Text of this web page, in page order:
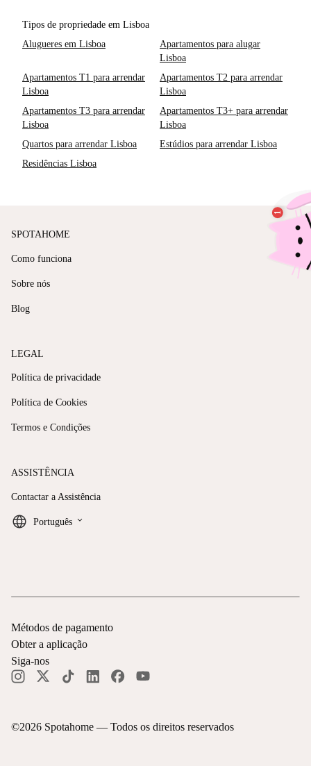
Tipos de propriedade em Lisboa
Alugueres em Lisboa
Apartamentos para alugar
Lisboa
Apartamentos T1 para arrendar
Lisboa
Apartamentos T2 para arrendar
Lisboa
Apartamentos T3 para arrendar
Lisboa
Apartamentos T3+ para arrendar
Lisboa
Quartos para arrendar Lisboa
Estúdios para arrendar Lisboa
Residências Lisboa
SPOTAHOME
Como funciona
Sobre nós
Blog
LEGAL
Política de privacidade
Política de Cookies
Termos e Condições
ASSISTÊNCIA
Contactar a Assistência
Português keyboard_arrow_down
©2026 Spotahome — Todos os direitos reservados
Métodos de pagamento
Obter a aplicação
Siga-nos